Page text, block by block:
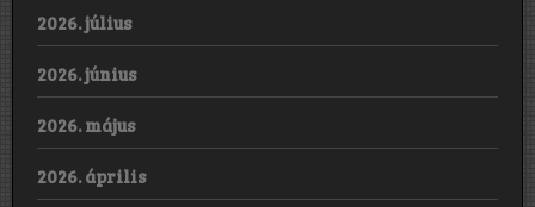
2026. július
2026. június
2026. május
2026. április